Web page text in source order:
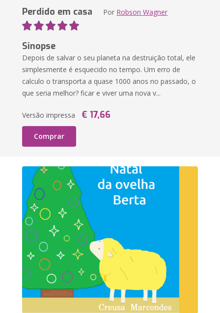
Perdido em casa Por Robson Wagner
Sinopse
Depois de salvar o seu planeta na destruição total, ele
simplesmente é esquecido no tempo. Um erro de
calculo o transporta a quase 1000 anos no passado, o
que seria melhor? ficar e viver uma nova v...
Versão impressa € 17,66
Comprar